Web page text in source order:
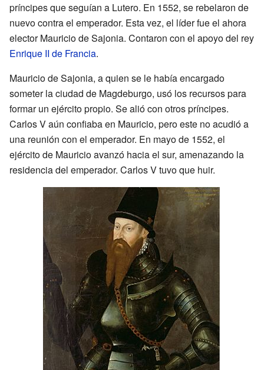
príncipes que seguían a Lutero. En 1552, se rebelaron de
nuevo contra el emperador. Esta vez, el líder fue el ahora
elector Mauricio de Sajonia. Contaron con el apoyo del rey
Enrique II de Francia.
Mauricio de Sajonia, a quien se le había encargado
someter la ciudad de Magdeburgo, usó los recursos para
formar un ejército propio. Se alió con otros príncipes.
Carlos V aún confiaba en Mauricio, pero este no acudió a
una reunión con el emperador. En mayo de 1552, el
ejército de Mauricio avanzó hacia el sur, amenazando la
residencia del emperador. Carlos V tuvo que huir.